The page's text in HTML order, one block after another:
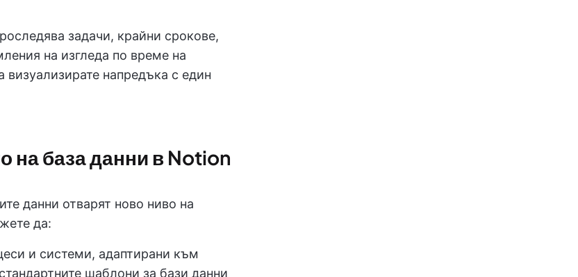
задачи, крайни срокове,
на изгледа по време на
напредъка с един
на база данни в Notion
данни отварят ново ниво на
да:
и системи, адаптирани към
шаблони за бази данни